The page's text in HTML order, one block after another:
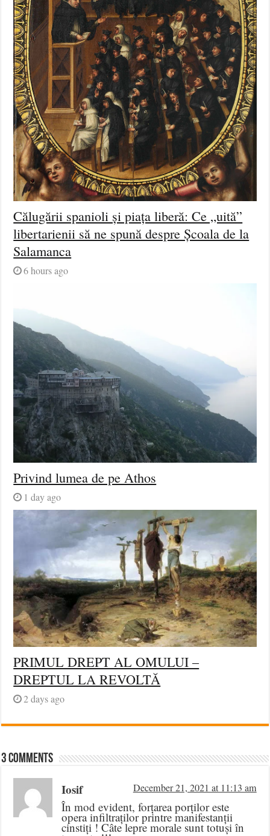
Călugării spanioli și piața liberă: Ce „uită”
libertarienii să ne spună despre Școala de la
Salamanca
6 hours ago
Privind lumea de pe Athos
1 day ago
PRIMUL DREPT AL OMULUI –
DREPTUL LA REVOLTĂ
2 days ago
3 comments
Iosif December 21, 2021 at 11:13 am
În mod evident, forțarea porților este
opera infiltraților printre manifestanții
cinstiți ! Câte lepre morale sunt totuși în